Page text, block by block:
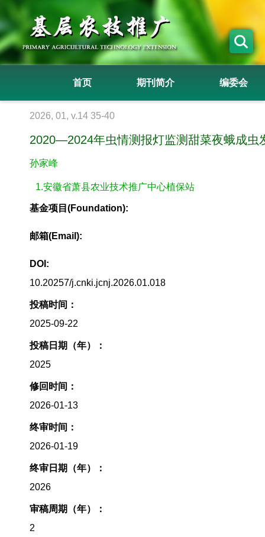
首页 期刊简介 编委会
2026, 01, v.14 35-40
2020—2024年虫情测报灯监测甜菜夜蛾成虫
孙家峰
1.安徽省萧县农业技术推广中心植保站
基金项目(Foundation):
邮箱(Email):
DOI:
10.20257/j.cnki.jcnj.2026.01.018
投稿时间：
2025-09-22
投稿日期（年）：
2025
修回时间：
2026-01-13
终审时间：
2026-01-19
终审日期（年）：
2026
审稿周期（年）：
2